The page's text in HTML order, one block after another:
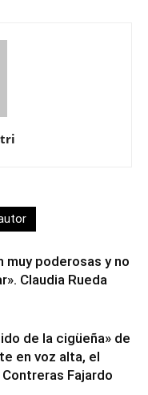
muy poderosas y no
Claudia Rueda
de la cigüeña» de
en voz alta, el
Fajardo